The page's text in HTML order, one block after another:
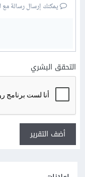
يمكنك إرسال رسالة مع
التحقق البشري
أضف التقرير